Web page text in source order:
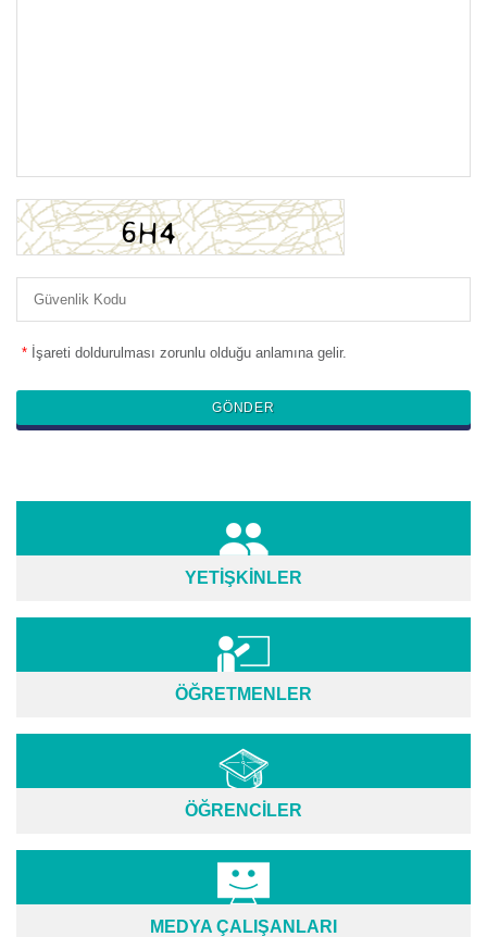
* İşareti doldurulması zorunlu olduğu anlamına gelir.
YETİŞKİNLER
ÖĞRETMENLER
ÖĞRENCİLER
MEDYA ÇALIŞANLARI